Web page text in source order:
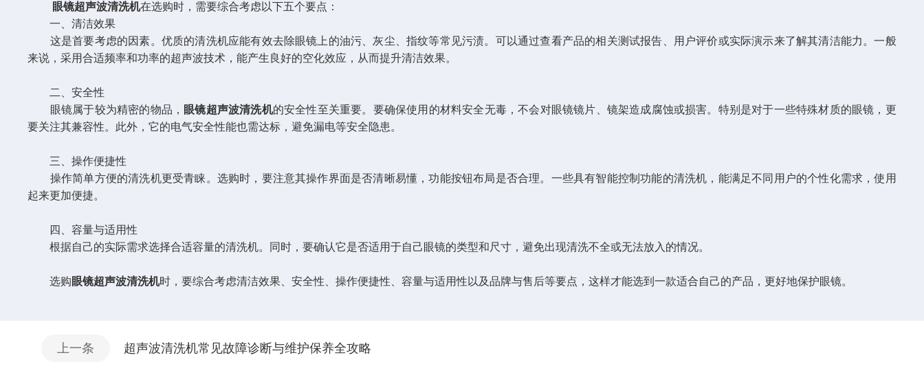
眼镜超声波清洗机在选购时，需要综合考虑以下五个要点：
一、清洁效果
这是首要考虑的因素。优质的清洗机应能有效去除眼镜上的油污、灰尘、指纹等常见污渍。可以通过查看产品的相关测试报告、用户评价或实际演示来了解其清洁能力。一般
来说，采用合适频率和功率的超声波技术，能产生良好的空化效应，从而提升清洁效果。
二、安全性
眼镜属于较为精密的物品， 眼镜超声波清洗机的安全性至关重要。要确保使用的材料安全无毒，不会对眼镜镜片、镜架造成腐蚀或损害。特别是对于一些特殊材质的眼镜，更
要关注其兼容性。此外，它的电气安全性能也需达标，避免漏电等安全隐患。
三、操作便捷性
操作简单方便的清洗机更受青睐。选购时，要注意其操作界面是否清晰易懂，功能按钮布局是否合理。一些具有智能控制功能的清洗机，能满足不同用户的个性化需求，使用
起来更加便捷。
四、容量与适用性
根据自己的实际需求选择合适容量的清洗机。同时，要确认它是否适用于自己眼镜的类型和尺寸，避免出现清洗不全或无法放入的情况。
选购眼镜超声波清洗机时，要综合考虑清洁效果、安全性、操作便捷性、容量与适用性以及品牌与售后等要点，这样才能选到一款适合自己的产品，更好地保护眼镜。
上一条 超声波清洗机常见故障诊断与维护保养全攻略